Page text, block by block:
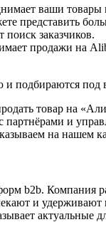
ваши товары
представить
поиск заказчиков.
продажи на
подбираются под
товар на
и
на нашем
b2b. Компания
и
актуальные